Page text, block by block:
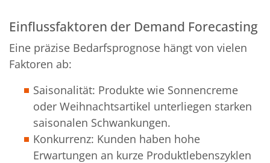
Einflussfaktoren der Demand Forecasting
Eine präzise Bedarfsprognose hängt von vielen
Faktoren ab:
Saisonalität: Produkte wie Sonnencreme
oder Weihnachtsartikel unterliegen starken
saisonalen Schwankungen.
Konkurrenz: Kunden haben hohe
Erwartungen an kurze Produktlebenszyklen